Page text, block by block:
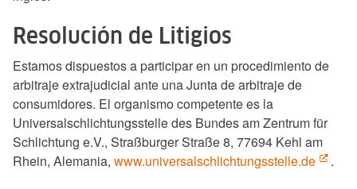
Resolución de Litigios
Estamos dispuestos a participar en un procedimiento de
arbitraje extrajudicial ante una Junta de arbitraje de
consumidores. El organismo competente es la
Universalschlichtungsstelle des Bundes am Zentrum für
Schlichtung e.V., Straßburger Straße 8, 77694 Kehl am
Rhein, Alemania, www.universalschlichtungsstelle.de .